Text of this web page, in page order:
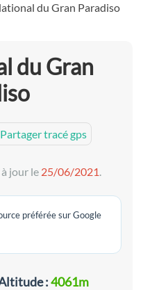
du Gran Paradiso
du Gran
Partager tracé gps
jour le 25/06/2021.
préférée sur Google
:4061m